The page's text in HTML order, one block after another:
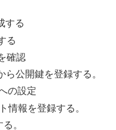
する
る
確認
公開鍵を登録する。
の設定
情報を登録する。
。